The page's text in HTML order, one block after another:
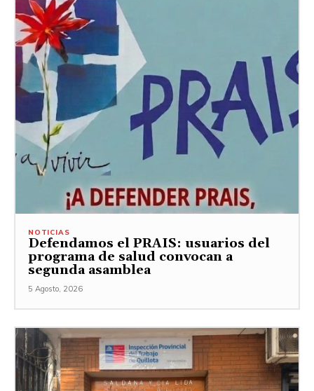
NOTICIAS
Defendamos el PRAIS: usuarios del
programa de salud convocan a
segunda asamblea
5 Agosto, 2026